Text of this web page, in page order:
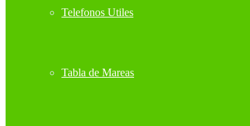
Telefonos Utiles
Tabla de Mareas